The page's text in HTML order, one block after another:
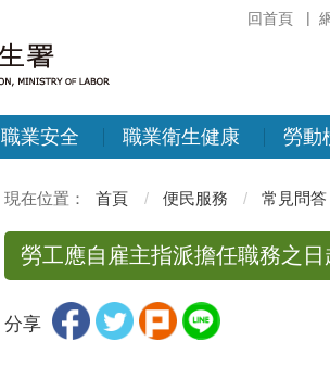
回首頁
職業安全 職業衛生健康 勞動
首頁 便民服務 常見問答
勞工應自雇主指派擔任職務之
分享